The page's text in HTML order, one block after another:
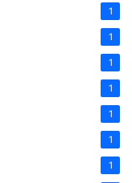
1
1
1
1
1
1
1